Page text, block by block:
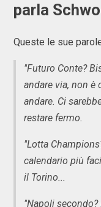
parla
Queste le sue
"Futuro Conte?
andare via, non è
andare. Ci
restare fermo.
"Lotta
calendario più
il Torino...
"Napoli